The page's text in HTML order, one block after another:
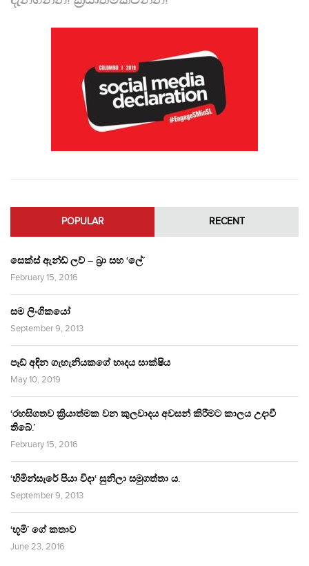
POPULAR RECENT
සෙක්ස් ඇන්ඩ් ලව් – බ්‍රා සහ ‘ලේ’
February 15, 2016
සම ලිංගිකයෝ
September 9, 2013
පෑඩ් අඳින ගැහැනියකගේ හෘදය සාක්ෂිය
May 10, 2019
‘රහසිගතව ක්‍රියාත්මක වන කුලවාදය අවසන් කිරීමට කාලය උදාවී
තිබේ.’
February 15, 2016
‘හිමින්සැරේ පියා විදා‘ සුනිලා සමුගත්තා ය.
September 9, 2013
‘භූමි’ ගේ කතාව
June 23, 2016